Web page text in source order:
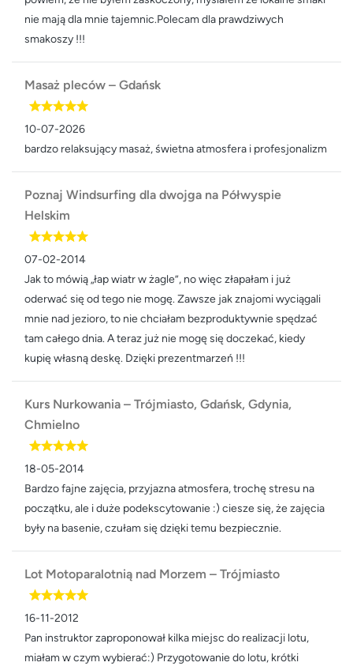
nie mają dla mnie tajemnic.Polecam dla prawdziwych
smakoszy !!!
Masaż pleców – Gdańsk
10-07-2026
bardzo relaksujący masaż, świetna atmosfera i profesjonalizm
Poznaj Windsurfing dla dwojga na Półwyspie
Helskim
07-02-2014
Jak to mówią „łap wiatr w żagle”, no więc złapałam i już
oderwać się od tego nie mogę. Zawsze jak znajomi wyciągali
mnie nad jezioro, to nie chciałam bezproduktywnie spędzać
tam całego dnia. A teraz już nie mogę się doczekać, kiedy
kupię własną deskę. Dzięki prezentmarzeń !!!
Kurs Nurkowania – Trójmiasto, Gdańsk, Gdynia,
Chmielno
18-05-2014
Bardzo fajne zajęcia, przyjazna atmosfera, trochę stresu na
początku, ale i duże podekscytowanie :) ciesze się, że zajęcia
były na basenie, czułam się dzięki temu bezpiecznie.
Lot Motoparalotnią nad Morzem – Trójmiasto
16-11-2012
Pan instruktor zaproponował kilka miejsc do realizacji lotu,
miałam w czym wybierać:) Przygotowanie do lotu, krótki